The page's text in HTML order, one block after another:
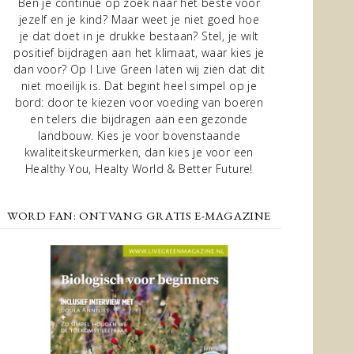
jezelf en je kind? Maar weet je niet goed hoe
je dat doet in je drukke bestaan? Stel, je wilt
positief bijdragen aan het klimaat, waar kies je
dan voor? Op I Live Green laten wij zien dat dit
niet moeilijk is. Dat begint heel simpel op je
bord: door te kiezen voor voeding van boeren
en telers die bijdragen aan een gezonde
landbouw. Kies je voor bovenstaande
kwaliteitskeurmerken, dan kies je voor een
Healthy You, Healty World & Better Future!
WORD FAN: ONTVANG GRATIS E-MAGAZINE